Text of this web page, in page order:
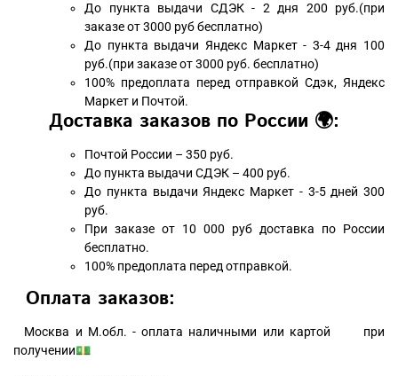
До пункта выдачи СДЭК - 2 дня 200 руб.(при
заказе от 3000 руб бесплатно)
До пункта выдачи Яндекс Маркет - 3-4 дня 100
руб.(при заказе от 3000 руб. бесплатно)
100% предоплата перед отправкой Сдэк, Яндекс
Маркет и Почтой.
Доставка заказов по России 🌍:
Почтой России – 350 руб.
До пункта выдачи СДЭК – 400 руб.
До пункта выдачи Яндекс Маркет - 3-5 дней 300
руб.
При заказе от 10 000 руб доставка по России
бесплатно.
100% предоплата перед отправкой.
Оплата заказов:
Москва и М.обл. - оплата наличными или картой при
получении💵